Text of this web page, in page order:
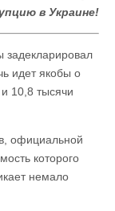
в Украине!
задекларировал
идет якобы о
10,8 тысячи
официальной
которого
немало